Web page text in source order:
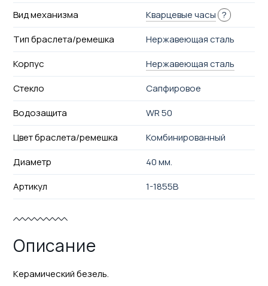
Вид механизма
Кварцевые часы ?
Тип браслета/ремешка
Нержавеющая сталь
Корпус
Нержавеющая сталь
Стекло
Сапфировое
Водозащита
WR 50
Цвет браслета/ремешка
Комбинированный
Диаметр
40 мм.
Артикул
1-1855B
Описание
Керамический безель.